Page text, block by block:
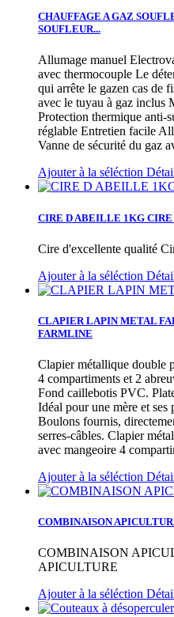
CHAUFFAGE A GAZ
SOUFLEUR...
Allumage manuel
avec thermocouple Le
qui arrête le gazen cas de
avec le tuyau à gaz inclus
Protection thermique anti-
réglable Entretien facile
Vanne de sécurité du gaz
Ajouter à la séléction
CIRE D ABEILLE 1KG
Cire d'excellente qualité
Ajouter à la séléction
CLAPIER LAPIN METAL
FARMLINE
Clapier métallique double
4 compartiments et 2
Fond caillebotis PVC.
Idéal pour une mère et
Boulons fournis,
serres-câbles. Clapier
avec mangeoire 4
Ajouter à la séléction
COMBINAISON
COMBINAISON
APICULTURE
Ajouter à la séléction